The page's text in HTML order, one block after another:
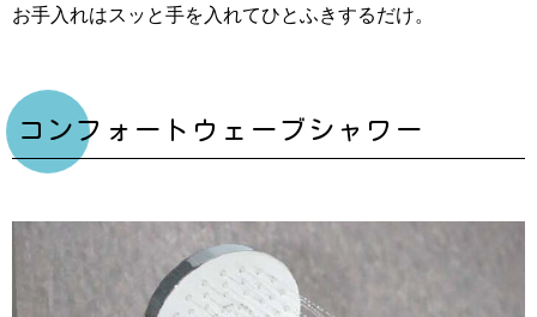
お手入れはスッと手を入れてひとふきするだけ。
コンフォートウェーブシャワー